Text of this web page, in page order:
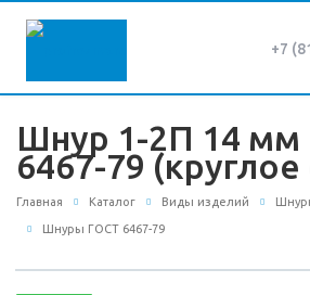
+7
Шнур 1-2П 14 мм
6467-79
Главная Каталог Виды изделий
Шнуры ГОСТ 6467-79